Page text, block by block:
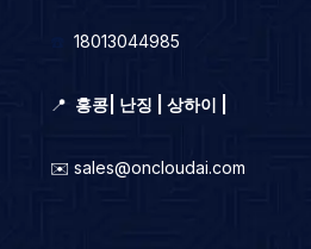
18013044985
📍 홍콩 난징 | 상하이 |
✉️ sales@oncloudai.com